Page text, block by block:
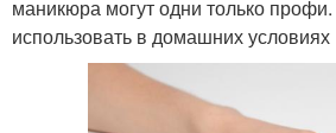
маникюра могут одни только
использовать в домашних условиях